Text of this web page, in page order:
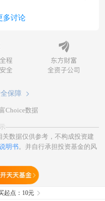
多讨论
保障
Choice数据
数据仅供参考，不构成投资建
明书。并自行承担投资基金的风
起点：10元
基金